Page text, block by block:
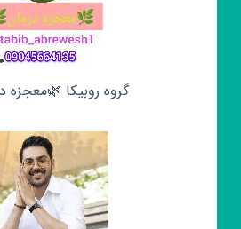
گروه روبیکا 🌿معجزه